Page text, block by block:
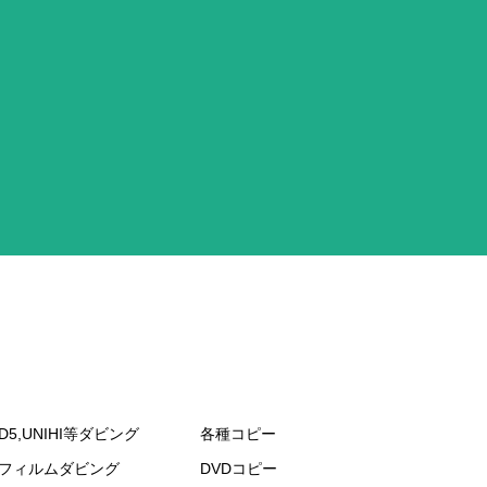
等ダビング
ィルムダビング
各種コピー
DVDコピー